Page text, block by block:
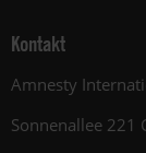
Kontakt
Amnesty
Sonnenallee 221